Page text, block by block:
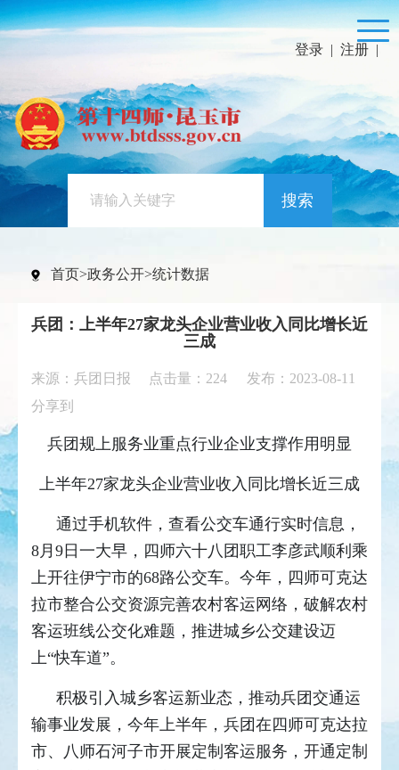
登录 | 注册 |
搜索
首页>政务公开>统计数据
兵团：上半年27家龙头企业营业收入同比增长近
三成
来源：兵团日报 点击量： 224
发布：2023-08-11
分享到
兵团规上服务业重点行业企业支撑作用明显
上半年27家龙头企业营业收入同比增长近三成
通过手机软件，查看公交车通行实时信息，
8月9日一大早，四师六十八团职工李彦武顺利乘
上开往伊宁市的68路公交车。今年，四师可克达
拉市整合公交资源完善农村客运网络，破解农村
客运班线公交化难题，推进城乡公交建设迈
上“快车道”。
积极引入城乡客运新业态，推动兵团交通运
输事业发展，今年上半年，兵团在四师可克达拉
市、八师石河子市开展定制客运服务，开通定制